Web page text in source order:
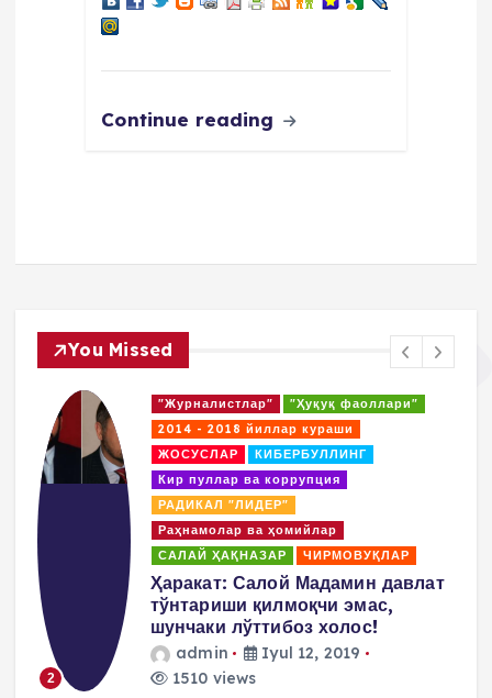
Continue reading
You Missed
"Журналистлар"
"Ҳуқуқ фаоллари"
2014 - 2018 йиллар кураши
ЖОСУСЛАР
КИБЕРБУЛЛИНГ
Кир пуллар ва коррупция
РАДИКАЛ "ЛИДЕР"
Раҳнамолар ва ҳомийлар
САЛАЙ ҲАҚНАЗАР
ЧИРМОВУҚЛАР
Салай Мадаминов Ўзбекистонда
давлат тўнтариши уюштириш
йўлидаги жиноий режалари
ҳақида сўзлайди!
admin